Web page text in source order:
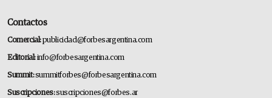
Contactos
Comercial:publicidad@forbesargentina.com
Editorial:info@forbesargentina.com
Summit:summitforbes@forbesargentina.com
Suscripciones:suscripciones@forbes.ar